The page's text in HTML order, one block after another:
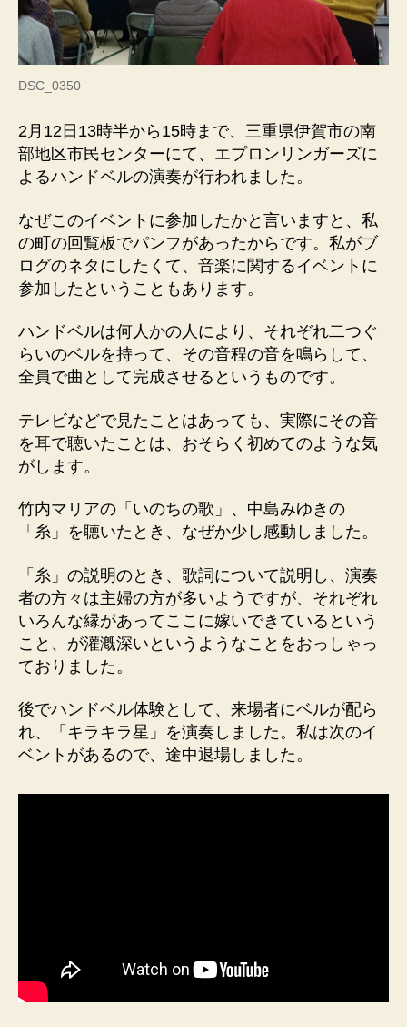
県
伊
賀
DSC_0350
2月12日13時半から15時まで、三重県伊賀市の南
部地区市民センターにて、エプロンリンガーズに
よるハンドベルの演奏が行われました。
なぜこのイベントに参加したかと言いますと、私
の町の回覧板でパンフがあったからです。私がブ
ログのネタにしたくて、音楽に関するイベントに
参加したということもあります。
ハンドベルは何人かの人により、それぞれ二つぐ
らいのベルを持って、その音程の音を鳴らして、
全員で曲として完成させるというものです。
テレビなどで見たことはあっても、実際にその音
を耳で聴いたことは、おそらく初めてのような気
がします。
竹内マリアの「いのちの歌」、中島みゆきの
「糸」を聴いたとき、なぜか少し感動しました。
「糸」の説明のとき、歌詞について説明し、演奏
者の方々は主婦の方が多いようですが、それぞれ
いろんな縁があってここに嫁いできているという
こと、が灌漑深いというようなことをおっしゃっ
ておりました。
後でハンドベル体験として、来場者にベルが配ら
れ、「キラキラ星」を演奏しました。私は次のイ
ベントがあるので、途中退場しました。